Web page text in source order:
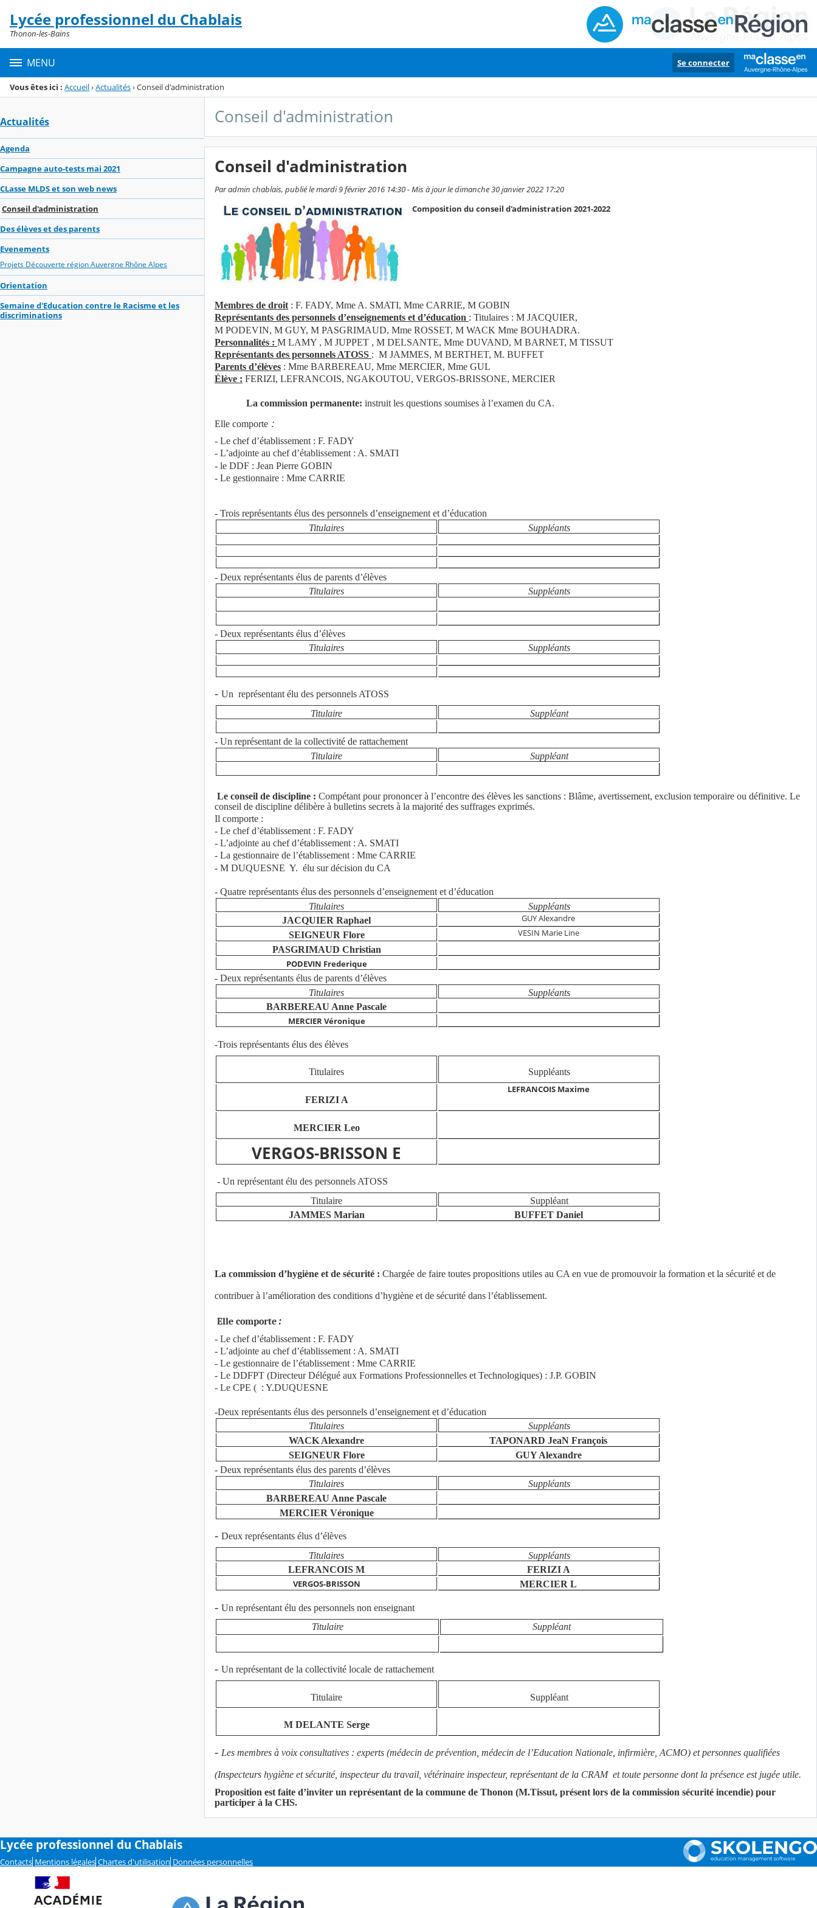
Menu de la rubrique
Contenu
Lycée professionnel du Chablais
Thonon-les-Bains
MENU Se connecter
Vous êtes ici : Accueil›Actualités›Conseil d'administration
Actualités
Agenda
Campagne auto-tests mai 2021
CLasse MLDS et son web news
Conseil d'administration
Des élèves et des parents
Evenements
Projets Découverte région Auvergne Rhône Alpes
Orientation
Semaine d'Education contre le Racisme et les
discriminations
Conseil d'administration
Conseil d'administration
Par admin chablais, publié le mardi 9 février 2016 14:30 - Mis à jour le dimanche 30 janvier 2022 17:20
Composition du conseil d'administration 2021-2022
Membres de droit : F. FADY, Mme A. SMATI, Mme CARRIE, M GOBIN
Représentants des personnels d’enseignements et d’éducation : Titulaires : M JACQUIER,
M PODEVIN, M GUY, M PASGRIMAUD, Mme ROSSET, M WACK Mme BOUHADRA.
Personnalités : M LAMY , M JUPPET , M DELSANTE, Mme DUVAND, M BARNET, M TISSUT
Représentants des personnels ATOSS : M JAMMES, M BERTHET, M. BUFFET
Parents d’élèves : Mme BARBEREAU, Mme MERCIER, Mme GUL
Élève : FERIZI, LEFRANCOIS, NGAKOUTOU, VERGOS-BRISSONE, MERCIER
La commission permanente: instruit les questions soumises à l’examen du CA.
Elle comporte :
- Le chef d’établissement : F. FADY
- L’adjointe au chef d’établissement : A. SMATI
- le DDF : Jean Pierre GOBIN
- Le gestionnaire : Mme CARRIE
- Trois représentants élus des personnels d’enseignement et d’éducation
Titulaires
Suppléants
- Deux représentants élus de parents d’élèves
Titulaires
Suppléants
- Deux représentants élus d’élèves
Titulaires
Suppléants
- Un représentant élu des personnels ATOSS
Titulaire
Suppléant
- Un représentant de la collectivité de rattachement
Titulaire
Suppléant
Le conseil de discipline : Compétant pour prononcer à l’encontre des élèves les sanctions : Blâme, avertissement, exclusion temporaire ou définitive. Le
conseil de discipline délibère à bulletins secrets à la majorité des suffrages exprimés.
Il comporte :
- Le chef d’établissement : F. FADY
- L’adjointe au chef d’établissement : A. SMATI
- La gestionnaire de l’établissement : Mme CARRIE
- M DUQUESNE Y. élu sur décision du CA
- Quatre représentants élus des personnels d’enseignement et d’éducation
Titulaires
Suppléants
JACQUIER Raphael
GUY Alexandre
SEIGNEUR Flore VESIN Marie Line
PASGRIMAUD Christian
PODEVIN Frederique
- Deux représentants élus de parents d’élèves
Titulaires
Suppléants
BARBEREAU Anne Pascale
MERCIER Véronique
-Trois représentants élus des élèves
Titulaires Suppléants
FERIZI A
LEFRANCOIS Maxime
MERCIER Leo
VERGOS-BRISSON E
- Un représentant élu des personnels ATOSS
Titulaire
Suppléant
JAMMES Marian
BUFFET Daniel
La commission d’hygiène et de sécurité : Chargée de faire toutes propositions utiles au CA en vue de promouvoir la formation et la sécurité et de
contribuer à l’amélioration des conditions d’hygiène et de sécurité dans l’établissement.
Elle comporte :
- Le chef d’établissement : F. FADY
- L’adjointe au chef d’établissement : A. SMATI
- Le gestionnaire de l’établissement : Mme CARRIE
- Le DDFPT (Directeur Délégué aux Formations Professionnelles et Technologiques) : J.P. GOBIN
- Le CPE ( : Y.DUQUESNE
-Deux représentants élus des personnels d’enseignement et d’éducation
Titulaires
Suppléants
WACK Alexandre
TAPONARD JeaN François
SEIGNEUR Flore
GUY Alexandre
- Deux représentants élus des parents d’élèves
Titulaires
Suppléants
BARBEREAU Anne Pascale
MERCIER Véronique
- Deux représentants élus d’élèves
Titulaires
Suppléants
LEFRANCOIS M
FERIZI A
VERGOS-BRISSON MERCIER L
- Un représentant élu des personnels non enseignant
Titulaire
Suppléant
- Un représentant de la collectivité locale de rattachement
Titulaire Suppléant
M DELANTE Serge
- Les membres à voix consultatives : experts (médecin de prévention, médecin de l’Education Nationale, infirmière, ACMO) et personnes qualifiées
(Inspecteurs hygiène et sécurité, inspecteur du travail, vétérinaire inspecteur, représentant de la CRAM et toute personne dont la présence est jugée utile.
Proposition est faite d’inviter un représentant de la commune de Thonon (M.Tissut, présent lors de la commission sécurité incendie) pour
participer à la CHS.
Lycée professionnel du Chablais
Contacts Mentions légales Chartes d'utilisation Données personnelles